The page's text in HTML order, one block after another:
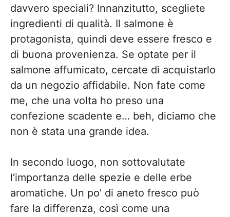
davvero speciali? Innanzitutto, scegliete
ingredienti di qualità. Il salmone è
protagonista, quindi deve essere fresco e
di buona provenienza. Se optate per il
salmone affumicato, cercate di acquistarlo
da un negozio affidabile. Non fate come
me, che una volta ho preso una
confezione scadente e… beh, diciamo che
non è stata una grande idea.
In secondo luogo, non sottovalutate
l’importanza delle spezie e delle erbe
aromatiche. Un po’ di aneto fresco può
fare la differenza, così come una